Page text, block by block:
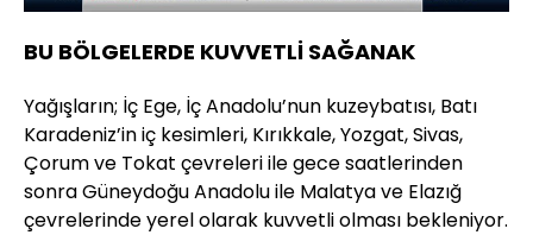
Aç
Hızı
BU BÖLGELERDE KUVVETLİ SAĞANAK
Yağışların; İç Ege, İç Anadolu’nun kuzeybatısı, Batı
Karadeniz’in iç kesimleri, Kırıkkale, Yozgat, Sivas,
Çorum ve Tokat çevreleri ile gece saatlerinden
sonra Güneydoğu Anadolu ile Malatya ve Elazığ
çevrelerinde yerel olarak kuvvetli olması bekleniyor.